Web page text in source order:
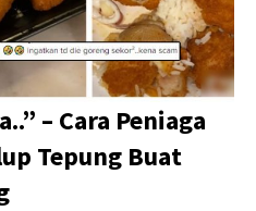
– Cara Peniaga
Tepung Buat